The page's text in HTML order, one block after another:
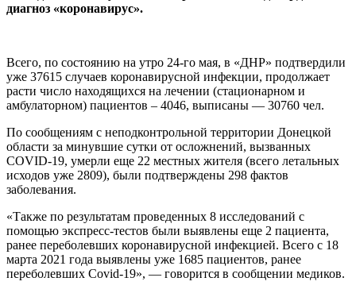
диагноз «коронавирус».
Всего, по состоянию на утро 24-го мая, в «ДНР» подтвердили
уже 37615 случаев коронавирусной инфекции, продолжает
расти число находящихся на лечении (стационарном и
амбулаторном) пациентов – 4046, выписаны — 30760 чел.
По сообщениям с неподконтрольной территории Донецкой
области за минувшие сутки от осложнений, вызванных
COVID-19, умерли еще 22 местных жителя (всего летальных
исходов уже 2809), были подтверждены 298 фактов
заболевания.
«Также по результатам проведенных 8 исследований с
помощью экспресс-тестов были выявлены еще 2 пациента,
ранее переболевших коронавирусной инфекцией. Всего с 18
марта 2021 года выявлены уже 1685 пациентов, ранее
переболевших Covid-19», — говорится в сообщении медиков.